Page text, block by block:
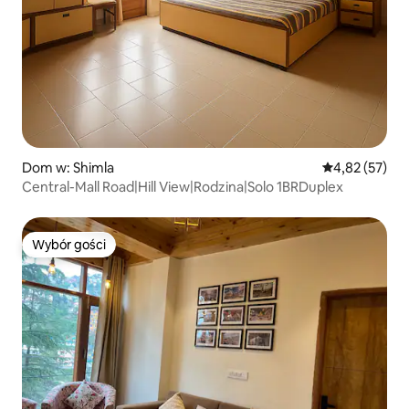
Dom w: Shimla Średnia
4,82 (57)
Central-Mall Road|Hill View|Rodzina|Solo 1BRDuplex
Wybór gości
Wybór gości